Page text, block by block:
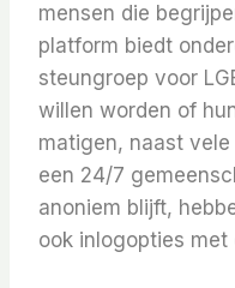
mensen die
platform biedt
steungroep voor
willen worden of
matigen, naast
een 24/7
anoniem blijft,
ook inlogopties met